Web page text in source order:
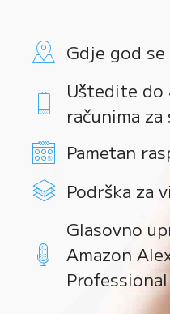
Gdje god
Uštedite do
računima
Pametan
Podrška za
Glasovno
Amazon